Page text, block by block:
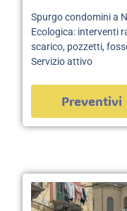
Spurgo condomini a
Ecologica: interventi
scarico, pozzetti,
Servizio attivo
Preventivi